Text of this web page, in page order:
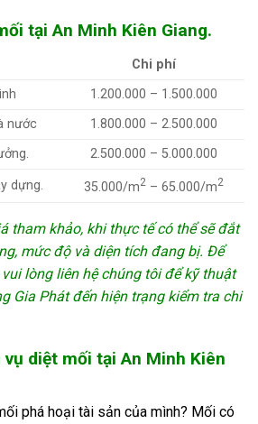
tại An Minh Kiên Giang.
Chi phí
1.200.000 – 1.500.000
nước
1.800.000 – 2.500.000
2.500.000 – 5.000.000
dựng. 35.000/m2– 65.000/m2
tham khảo, khi thực tế có thể sẽ đắt
mức độ và diện tích đang bị. Để
lòng liên hệ chúng tôi để kỹ thuật
Gia Phátđến hiện trạng kiểm tra chi
diệt mối tại An Minh Kiên
phá hoại tài sản của mình? Mối có